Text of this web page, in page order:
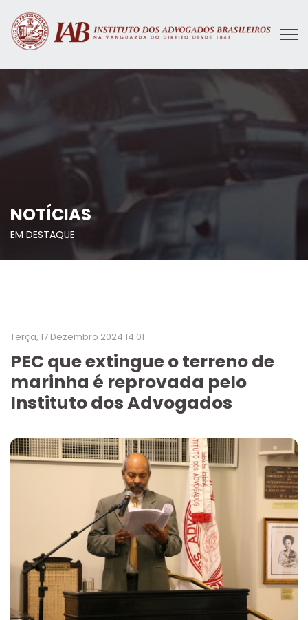
NOTÍCIAS
EM DESTAQUE
Terça, 17 Dezembro 2024 14:01
PEC que extingue o terreno de
marinha é reprovada pelo
Instituto dos Advogados